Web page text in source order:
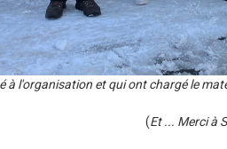
à l'organisation et qui ont chargé le
(Et ... Merci à